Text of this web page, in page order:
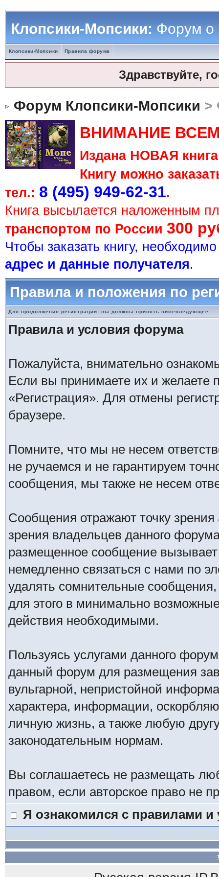
Клопсики-Мопсики:Форум о
Клопсики-Мопсики Правила форума
Здравствуйте,
Форум Клопсики-Мопсики >
ВНИМАНИЕ
Издана НОВАЯ
Книгу можно
тел.: 8 (495) 949-62-31.
Книга высылается наложенным
транспортом по России 300
Чтобы заказать книгу,
адрес и данные получателя.
Правила и положения по
Для продолжения регистрации, вы должны принять нижеследующее:
Правила и условия форума
Пожалуйста, внимательно
Если вы принимаете их и желаете
«Регистрация». Для отмены
браузере.
Помните, что мы не несем
не ручаемся и не гарантируем
сообщения, мы также не несем
Сообщения отражают точку зрения
зрения владельцев данного
размещенное сообщение
немедленно связаться с нами по
удалять сомнительные
для этого в минимально
действия необходимыми.
Пользуясь услугами данного
данный форум для размещения
вульгарной, непристойной
характера, информации,
личную жизнь, а также любую
законодательным нормам.
Вы соглашаетесь не размещать
правом, если авторское право не
Я ознакомился с правилами